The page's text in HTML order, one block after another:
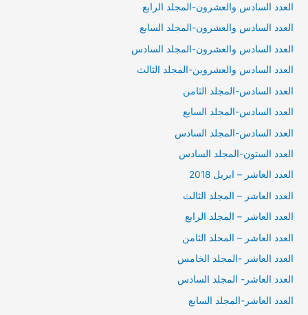
العدد السادس والعشرون-المجلد الرابع
العدد السادس والعشرون-المجلد السابع
العدد السادس والعشرون-المجلد السادس
العدد السادس والعشروين-المجلد الثالث
العدد السادس-المجلد الثامن
العدد السادس-المجلد السابع
العدد السادس-المجلد السادس
العدد الستون-المجلد السادس
العدد العاشر – ابريل 2018
العدد العاشر – المجلد الثالث
العدد العاشر – المجلد الرابع
العدد العاشر – المحلد الثامن
العدد العاشر -المجلد الخامس
العدد العاشر- المجلد السادس
العدد العاشر-المجلد السابع